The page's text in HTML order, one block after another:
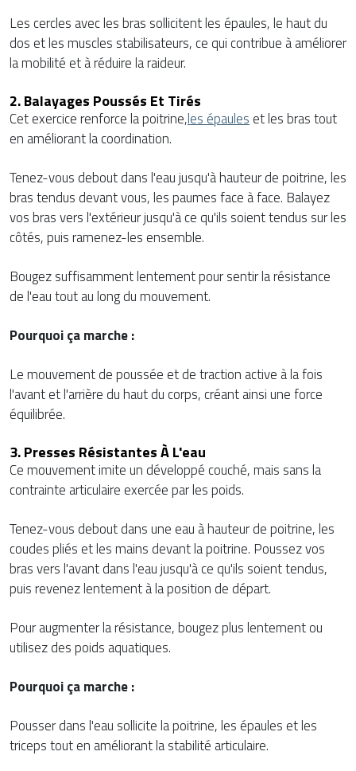
Les cercles avec les bras sollicitent les épaules, le haut du
dos et les muscles stabilisateurs, ce qui contribue à améliorer
la mobilité et à réduire la raideur.
2. Balayages Poussés Et Tirés
Cet exercice renforce la poitrine,les épaules et les bras tout
en améliorant la coordination.
Tenez-vous debout dans l'eau jusqu'à hauteur de poitrine, les
bras tendus devant vous, les paumes face à face. Balayez
vos bras vers l'extérieur jusqu'à ce qu'ils soient tendus sur les
côtés, puis ramenez-les ensemble.
Bougez suffisamment lentement pour sentir la résistance
de l'eau tout au long du mouvement.
Pourquoi ça marche :
Le mouvement de poussée et de traction active à la fois
l'avant et l'arrière du haut du corps, créant ainsi une force
équilibrée.
3. Presses Résistantes À L'eau
Ce mouvement imite un développé couché, mais sans la
contrainte articulaire exercée par les poids.
Tenez-vous debout dans une eau à hauteur de poitrine, les
coudes pliés et les mains devant la poitrine. Poussez vos
bras vers l'avant dans l'eau jusqu'à ce qu'ils soient tendus,
puis revenez lentement à la position de départ.
Pour augmenter la résistance, bougez plus lentement ou
utilisez des poids aquatiques.
Pourquoi ça marche :
Pousser dans l'eau sollicite la poitrine, les épaules et les
triceps tout en améliorant la stabilité articulaire.